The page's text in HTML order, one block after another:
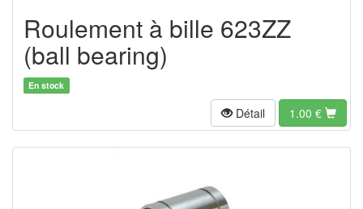
Roulement à bille 623ZZ
(ball bearing)
En stock
Détail 1.00 €